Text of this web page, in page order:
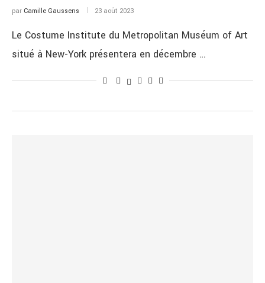
par Camille Gaussens 23 août 2023
Le Costume Institute du Metropolitan Muséum of Art
situé à New-York présentera en décembre …